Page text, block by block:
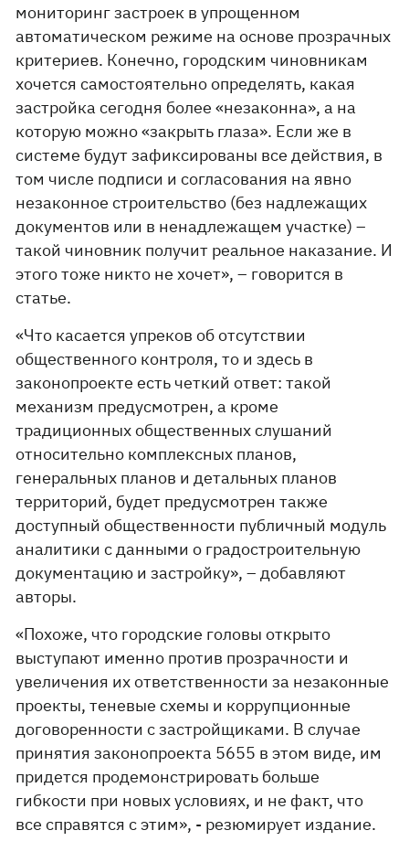
мониторинг застроек в упрощенном
автоматическом режиме на основе прозрачных
критериев. Конечно, городским чиновникам
хочется самостоятельно определять, какая
застройка сегодня более «незаконна», а на
которую можно «закрыть глаза». Если же в
системе будут зафиксированы все действия, в
том числе подписи и согласования на явно
незаконное строительство (без надлежащих
документов или в ненадлежащем участке) –
такой чиновник получит реальное наказание. И
этого тоже никто не хочет», – говорится в
статье.
«Что касается упреков об отсутствии
общественного контроля, то и здесь в
законопроекте есть четкий ответ: такой
механизм предусмотрен, а кроме
традиционных общественных слушаний
относительно комплексных планов,
генеральных планов и детальных планов
территорий, будет предусмотрен также
доступный общественности публичный модуль
аналитики с данными о градостроительную
документацию и застройку», – добавляют
авторы.
«Похоже, что городские головы открыто
выступают именно против прозрачности и
увеличения их ответственности за незаконные
проекты, теневые схемы и коррупционные
договоренности с застройщиками. В случае
принятия законопроекта 5655 в этом виде, им
придется продемонстрировать больше
гибкости при новых условиях, и не факт, что
все справятся с этим», - резюмирует издание.